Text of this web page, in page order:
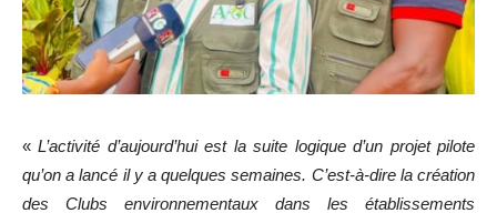
«L’activité d’aujourd’hui est la suite logique d’un projet pilote
qu’on a lancé il y a quelques semaines. C’est-à-dire la création
des Clubs environnementaux dans les établissements